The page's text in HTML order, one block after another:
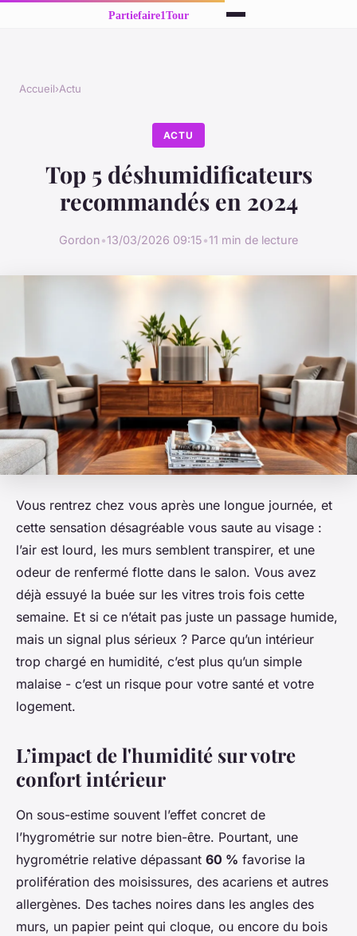
Accueil›Actu
ACTU
Top 5 déshumidificateurs
recommandés en 2024
Gordon•13/03/2026 09:15•11 min de lecture
Vous rentrez chez vous après une longue journée, et
cette sensation désagréable vous saute au visage :
l’air est lourd, les murs semblent transpirer, et une
odeur de renfermé flotte dans le salon. Vous avez
déjà essuyé la buée sur les vitres trois fois cette
semaine. Et si ce n’était pas juste un passage humide,
mais un signal plus sérieux ? Parce qu’un intérieur
trop chargé en humidité, c’est plus qu’un simple
malaise - c’est un risque pour votre santé et votre
logement.
L’impact de l'humidité sur votre
confort intérieur
On sous-estime souvent l’effet concret de
l’hygrométrie sur notre bien-être. Pourtant, une
hygrométrie relative dépassant 60 % favorise la
prolifération des moisissures, des acariens et autres
allergènes. Des taches noires dans les angles des
murs, un papier peint qui cloque, ou encore du bois